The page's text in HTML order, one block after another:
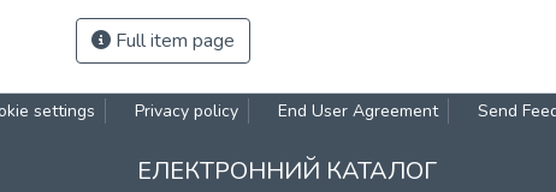
Full item page
settings Privacy policy End User Agreement Send
ЕЛЕКТРОННИЙ КАТАЛОГ